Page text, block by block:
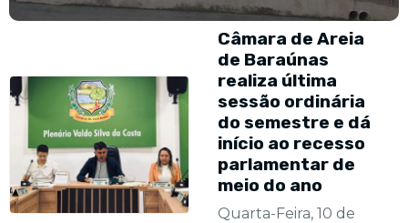
Câmara de Areia
de Baraúnas
realiza última
sessão ordinária
do semestre e dá
início ao recesso
parlamentar de
meio do ano
Quarta-Feira, 10 de